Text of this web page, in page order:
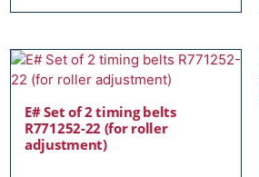
E# Set of 2 timing belts
R771252-22 (for roller
adjustment)